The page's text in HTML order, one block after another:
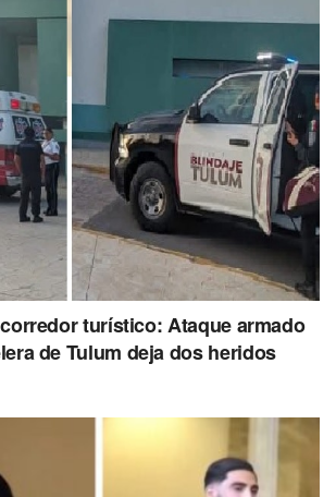
turístico: Ataque armado
de Tulum deja dos heridos